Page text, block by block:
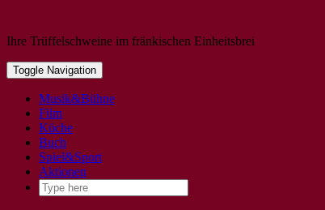
Ihre Trüffelschweine im fränkischen Einheitsbrei
Toggle Navigation
Musik&Bühne
Film
Küche
Buch
Spiel&Sport
Aktionen